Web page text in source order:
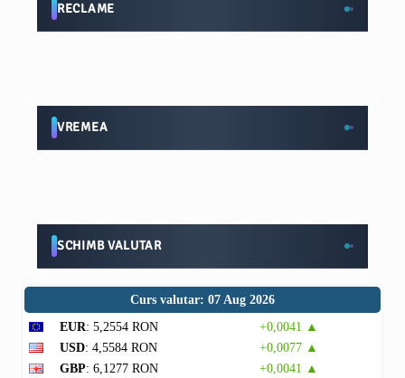
RECLAME
VREMEA
SCHIMB VALUTAR
Curs valutar: 07 Aug 2026
EUR: 5,2554 RON
+0,0041 ▲
USD: 4,5584 RON
+0,0077 ▲
GBP: 6,1277 RON
+0,0041 ▲